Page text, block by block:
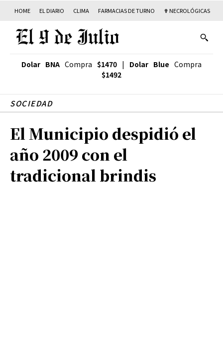
HOME EL DIARIO CLIMA FARMACIAS DE TURNO ✟ NECROLÓGICAS
Dolar BNA Compra $1470 | Dolar Blue Compra
$1492
SOCIEDAD
El Municipio despidió el
año 2009 con el
tradicional brindis